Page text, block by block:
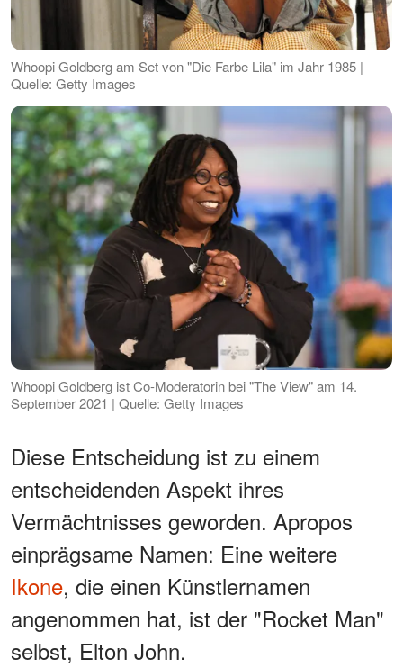
Whoopi Goldberg am Set von "Die Farbe Lila" im Jahr 1985 |
Quelle: Getty Images
Whoopi Goldberg ist Co-Moderatorin bei "The View" am 14.
September 2021 | Quelle: Getty Images
Diese Entscheidung ist zu einem
entscheidenden Aspekt ihres
Vermächtnisses geworden. Apropos
einprägsame Namen: Eine weitere
Ikone, die einen Künstlernamen
angenommen hat, ist der "Rocket Man"
selbst, Elton John.